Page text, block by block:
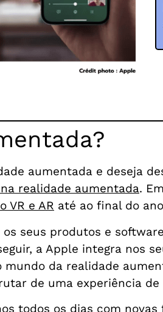
aumentada e deseja
realidade aumentada.
VR e AR até ao final do
seus produtos e
a Apple integra nos
da realidade
de uma experiência
todos os dias com